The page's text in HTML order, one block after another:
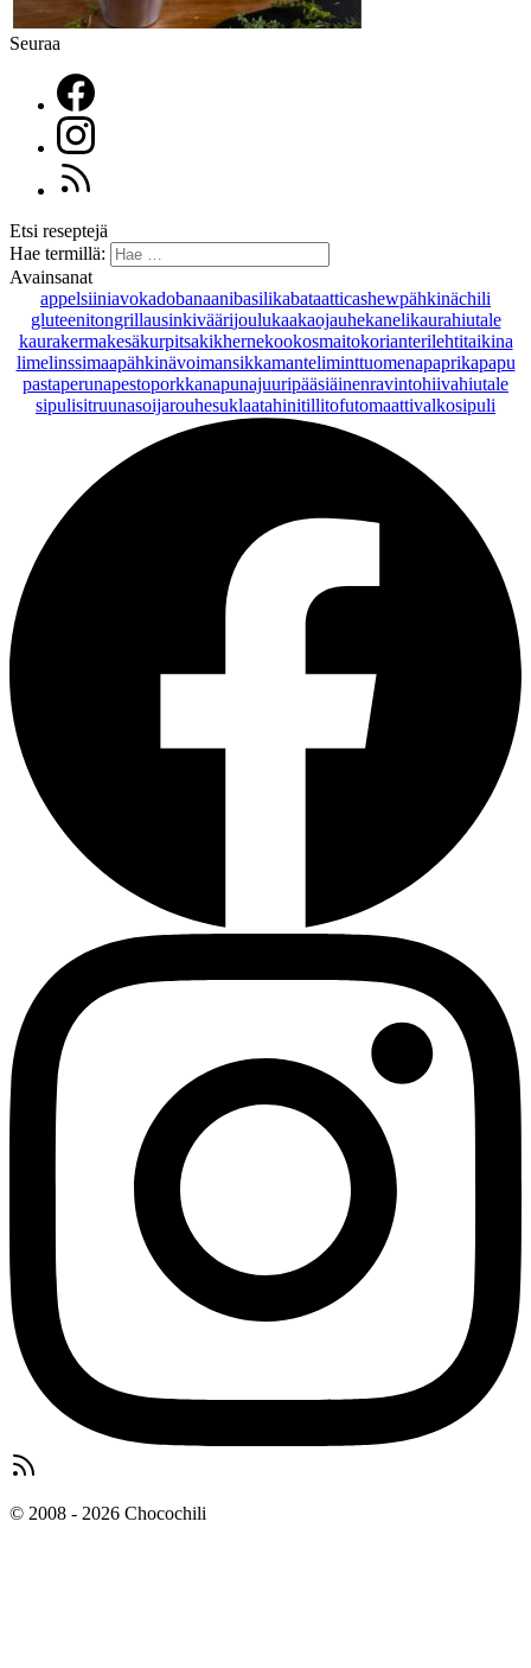
Seuraa
Etsi reseptejä
Hae termillä:
Avainsanat
appelsiiniavokadobanaanibasilikabataatticashewpähkinächili
gluteenitongrillausinkiväärijoulukaakaojauhekanelikaurahiutale
kaurakermakesäkurpitsakikhernekookosmaitokorianterilehtitaikina
limelinssimaapähkinävoimansikkamanteliminttuomenapaprikapapu
pastaperunapestoporkkanapunajuuripääsiäinenravintohiivahiutale
sipulisitruunasoijarouhesuklaatahinitillitofutomaattivalkosipuli
© 2008 - 2026 Chocochili